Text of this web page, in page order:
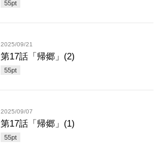
55pt
2025/09/21
第17話「帰郷」(2)
55pt
2025/09/07
第17話「帰郷」(1)
55pt